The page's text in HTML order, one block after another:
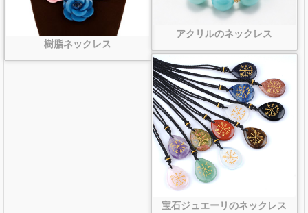
樹脂ネックレス
アクリルのネックレス
宝石ジュエーリのネックレス